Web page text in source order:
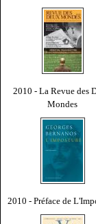
2010 - La Revue des
Mondes
2010 - Préface de